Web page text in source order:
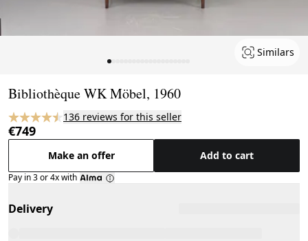
Similars
Bibliothèque WK Möbel, 1960
136 reviews for this seller
€749
Make an offer Add to cart
Pay in 3 or 4x with
Delivery